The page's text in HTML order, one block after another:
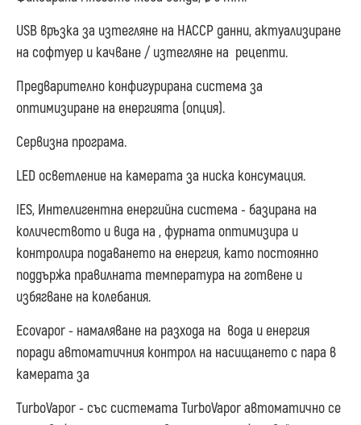
USB връзка за изтегляне на HACCP данни, актуализиране
на софтуер и качване / изтегляне на рецепти.
Предварително конфигурирана система за
оптимизиране на енергията (опция).
Сервизна програма.
LED осветление на камерата за ниска консумация.
IES, Интелигентна енергийна система - базирана на
количеството и вида на , фурната оптимизира и
контролира подаването на енергия, като постоянно
поддържа правилната температура на готвене и
избягване на колебания.
Ecovapor - намаляване на разхода на вода и енергия
поради автоматичния контрол на насищането с пара в
камерата за
TurboVapor - със системата TurboVapor автоматично се